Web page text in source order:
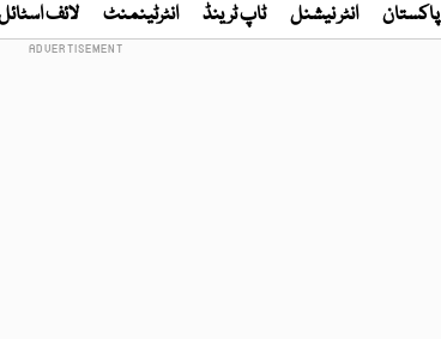
پاکستان انٹر نیشنل ٹاپ ٹرینڈ انٹرٹینمنٹ لائف